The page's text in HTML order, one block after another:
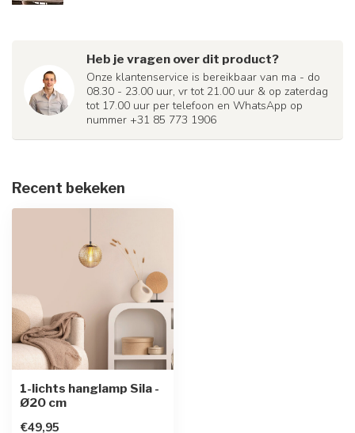
Heb je vragen over dit product?
Onze klantenservice is bereikbaar van ma - do
08.30 - 23.00 uur, vr tot 21.00 uur & op zaterdag
tot 17.00 uur per telefoon en WhatsApp op
nummer +31 85 773 1906
Recent bekeken
1-lichts hanglamp Sila -
Ø20 cm
€49,95